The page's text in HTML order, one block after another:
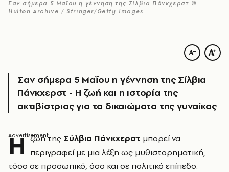
Σαν σήμερα 5 Μαΐου η γέννηση της Σίλβια Πάνκχερστ ©
Hulton Archive / Stringer/Getty Images
Σαν σήμερα 5 Μαΐου η γέννηση της Σίλβια
Πάνκχερστ - Η ζωή και η ιστορία της
ακτιβίστριας για τα δικαιώματα της γυναίκας
Η ζωή της Σύλβια Πάνκχερστ μπορεί να
περιγραφεί με μια λέξη ως μυθιστορηματική,
τόσο σε προσωπικό, όσο και σε πολιτικό επίπεδο.